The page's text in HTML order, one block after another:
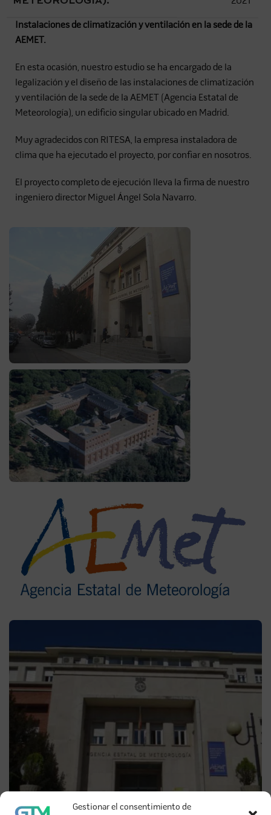
Gestionar el consentimiento de
Instalaciones de climatización y ventilación en la sede de la
AEMET.
En esta ocasión, nuestro estudio se ha encargado de la
legalización y el diseño de las instalaciones de climatización
y ventilación de la sede de la AEMET (Agencia Estatal de
Meteorología), un edificio singular ubicado en Madrid.
Muy agradecidos con RITESA, la empresa instaladora de
clima que ha ejecutado el proyecto, por confiar en nosotros.
El proyecto completo de ejecución lleva la firma de nuestro
ingeniero director Miguel Ángel Sola Navarro.